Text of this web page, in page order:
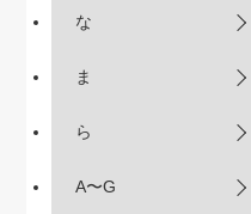
な
ま
ら
A〜G